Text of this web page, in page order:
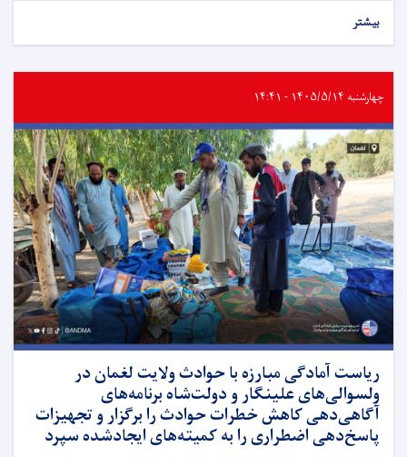
بیشتر
چهارشنبه ۱۴۰۵/۵/۱۴ - ۱۴:۴۱
ریاست آمادگی مبارزه با حوادث ولایت لغمان در
ولسوالی‌های علینگار و دولت‌شاه برنامه‌های
آگاهی‌دهی کاهش خطرات حوادث را برگزار و تجهیزات
پاسخ‌دهی اضطراری را به کمیته‌های ایجادشده سپرد